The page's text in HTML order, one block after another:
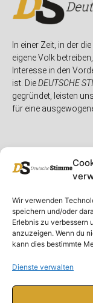
Wir verwenden
speichern und/oder
Erlebnis zu verbessern
anzuzeigen. Wenn du
kann dies bestimmte
Dienste verwalten
In einer Zeit, in der
eigene Volk
Interesse in den
ist. DieDEUTSCHE
gegründet, leisten
für eine
Unser Magazin
Spenden
Ausgaben
Abonnieren